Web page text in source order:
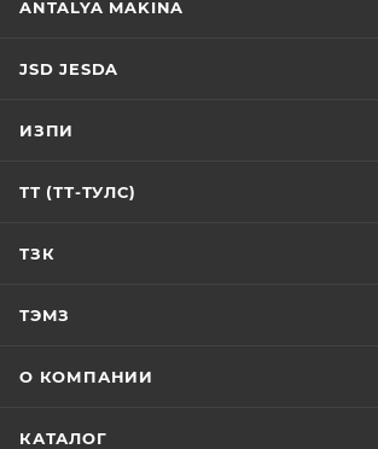
ANTALYA MAKINA
JSD JESDA
ИЗПИ
ТТ (ТТ-ТУЛС)
ТЗК
ТЭМЗ
О КОМПАНИИ
КАТАЛОГ